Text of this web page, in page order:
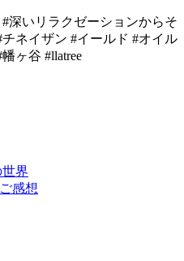
深いリラクゼーションからそ
ネイザン #イールド #オイル
ヶ谷 #llatree
界
感想